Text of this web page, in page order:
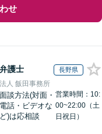
せ
弁護士 長野県
人 飯田事務所
面談方法(対面・
電話・ビデオな
ど)は応相談
営業時間：10:
00~22:00（土
日祝日）